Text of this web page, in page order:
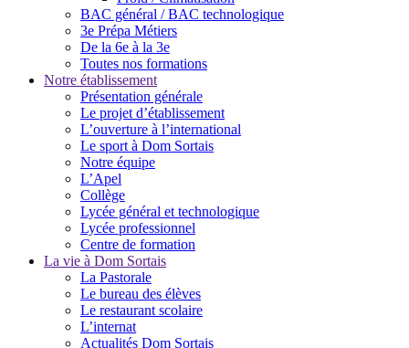
BAC général / BAC technologique
3e Prépa Métiers
De la 6e à la 3e
Toutes nos formations
Notre établissement
Présentation générale
Le projet d’établissement
L’ouverture à l’international
Le sport à Dom Sortais
Notre équipe
L’Apel
Collège
Lycée général et technologique
Lycée professionnel
Centre de formation
La vie à Dom Sortais
La Pastorale
Le bureau des élèves
Le restaurant scolaire
L’internat
Actualités Dom Sortais